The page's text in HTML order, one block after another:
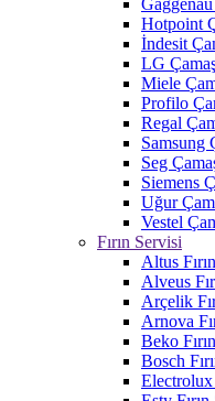
Hotpoint
İndesit
LG
Miele
Profilo
Regal
Samsung
Seg
Siemens
Uğur
Vestel
Fırın Servisi
Altus
Alveus
Arçelik
Arnova
Beko
Bosch
Electrolux